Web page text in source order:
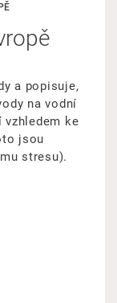
a popisuje,
na vodní
ke
jsou
stresu).